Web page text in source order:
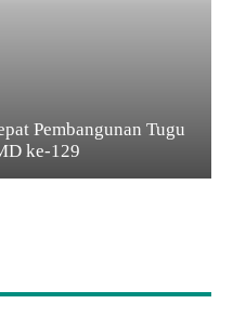
Pembangunan Tugu
ke-129